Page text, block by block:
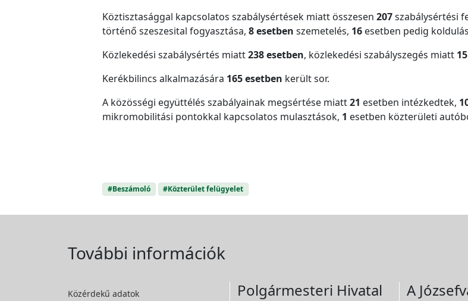
Köztisztasággal kapcsolatos szabálysértések miatt összesen 207szabálysértési
történő szeszesital fogyasztása, 8 esetben szemetelés, 16 esetben pedig
Közlekedési szabálysértés miatt238 esetben, közlekedési szabályszegés miatt
Kerékbilincs alkalmazására 165 esetben került sor.
A közösségi együttélés szabályainak megsértése miatt21 esetben intézkedtek,
mikromobilitási pontokkal kapcsolatos mulasztások, 1 esetben közterületi
#Beszámoló #Közterület felügyelet
További információk
Közérdekű adatok Polgármesteri Hivatal A